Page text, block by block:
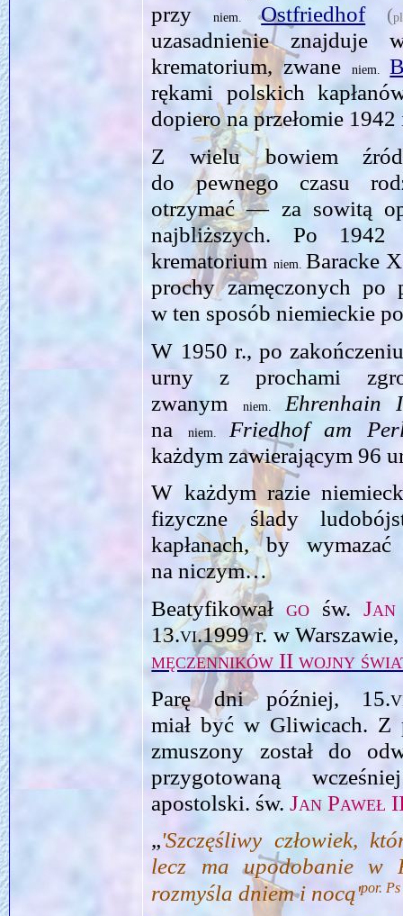
przy
niem.Ostfriedhof (
uzasadnienie znajduje
krematorium, zwaneniem.
rękami polskich
dopiero na przełomie
Z wielu bowiem
do pewnego czasu
otrzymać — za sowitą
najbliższych. Po 1942
krematorium niem. Baracke
prochy zamęczonych po
w ten sposób niemieckie
W 1950 r., po
urny z prochami
zwanymniem.
Ehrenhain I
na
niem.
Friedhof am
każdym zawierającym 96
W każdym razie
fizyczne ślady
kapłanach, by
na niczym…
Beatyfikowałgo św.
13.vi.1999r. w
męczenników II wojny
Parę dni później,
miał być w Gliwicach. Z
zmuszony został do
przygotowaną
apostolski. św.Jan Paweł
„'Szczęśliwy człowiek,
lecz ma upodobanie w
rozmyśla dniem i nocą'por.